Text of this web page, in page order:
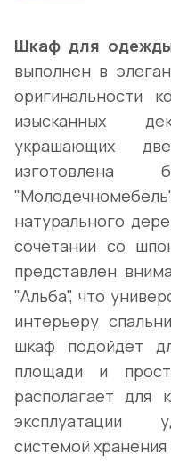
Шкаф для
выполнен в
оригинальности
изысканных
украшающих
изготовлена
натурального
сочетании со
представлен
"Альба", что
интерьеру
шкаф подойдет
площади и
располагает для
эксплуатации
системой